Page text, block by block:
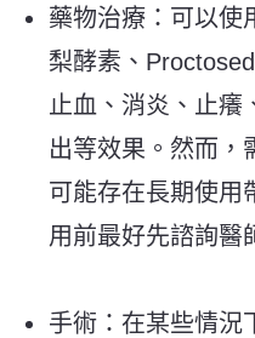
藥物治療：可以使
梨酵素、
止血、消炎、止癢
出等效果。然而，
可能存在長期使用
用前最好先諮詢醫
手術：在某些情況